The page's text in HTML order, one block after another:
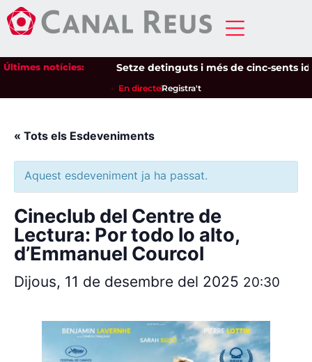
Últimes notícies: Setze detinguts i més de cinc-sents
En directeRegistra't
« Tots els Esdeveniments
Aquest esdeveniment ja ha passat.
Cineclub del Centre de
Lectura: Por todo lo alto,
d’Emmanuel Courcol
Dijous, 11 de desembre del 2025 20:30